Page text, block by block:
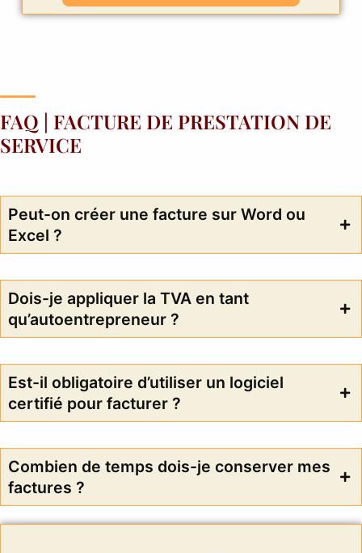
FAQ | FACTURE DE PRESTATION DE
SERVICE
Peut-on créer une facture sur Word ou
Excel ?
Dois-je appliquer la TVA en tant
qu’autoentrepreneur ?
Est-il obligatoire d’utiliser un logiciel
certifié pour facturer ?
Combien de temps dois-je conserver mes
factures ?